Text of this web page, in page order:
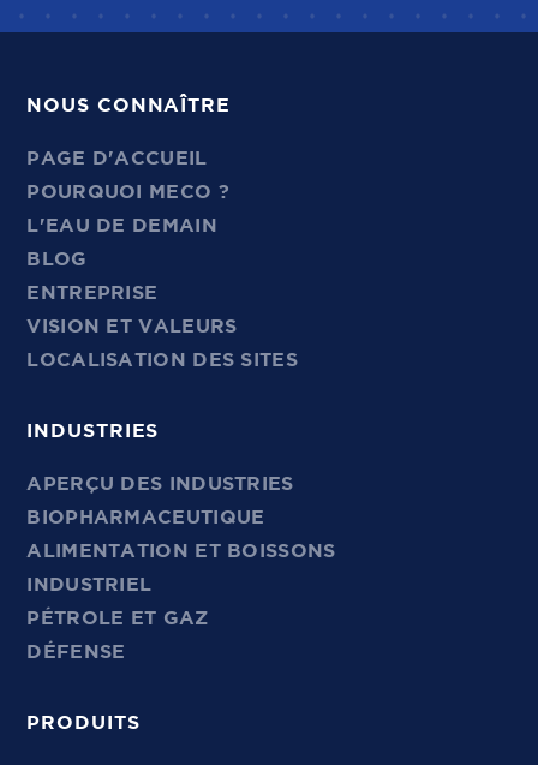
NOUS CONNAÎTRE
PAGE D'ACCUEIL
POURQUOI MECO ?
L'EAU DE DEMAIN
BLOG
ENTREPRISE
VISION ET VALEURS
LOCALISATION DES SITES
INDUSTRIES
APERÇU DES INDUSTRIES
BIOPHARMACEUTIQUE
ALIMENTATION ET BOISSONS
INDUSTRIEL
PÉTROLE ET GAZ
DÉFENSE
PRODUITS